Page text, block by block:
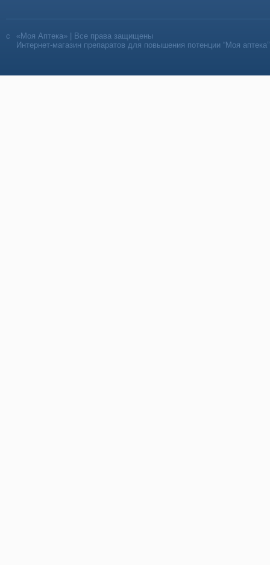
«Моя Аптека» | Все права защищены
Интернет-магазин препаратов для повышения потенции “Моя